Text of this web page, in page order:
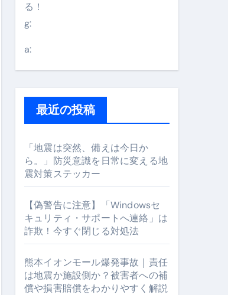
#bitcoin #全財産 #暗号資産
レ #美容 #健康 #雑学 #ナレーター #小林将大
る！
g:
a:
最近の投稿
「地震は突然、備えは今日か
ら。」防災意識を日常に変える地
震対策ステッカー
【偽警告に注意】「Windowsセ
キュリティ・サポートへ連絡」は
詐欺！今すぐ閉じる対処法
熊本イオンモール爆発事故｜責任
は地震か施設側か？被害者への補
償や損害賠償をわかりやすく解説